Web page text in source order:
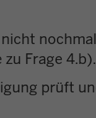
Frage 4.b).
prüft